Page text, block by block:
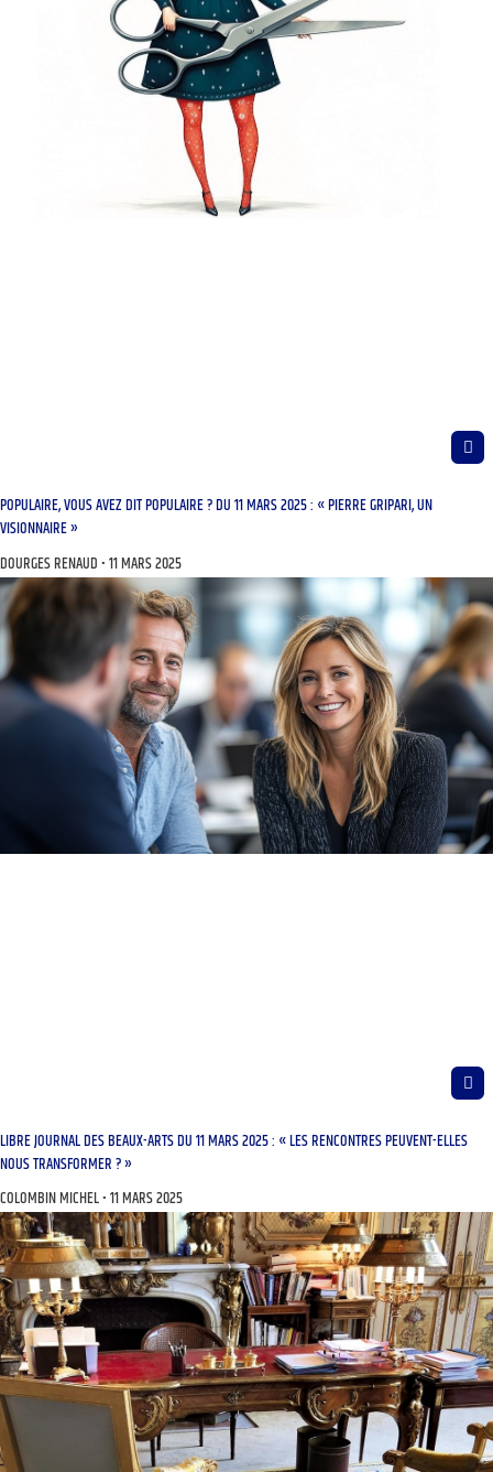
POPULAIRE, VOUS AVEZ DIT POPULAIRE ? DU 11 MARS 2025 : « PIERRE GRIPARI, UN
VISIONNAIRE »
DOURGES RENAUD 11 MARS 2025
LIBRE JOURNAL DES BEAUX-ARTS DU 11 MARS 2025 : « LES RENCONTRES PEUVENT-ELLES
NOUS TRANSFORMER ? »
COLOMBIN MICHEL 11 MARS 2025